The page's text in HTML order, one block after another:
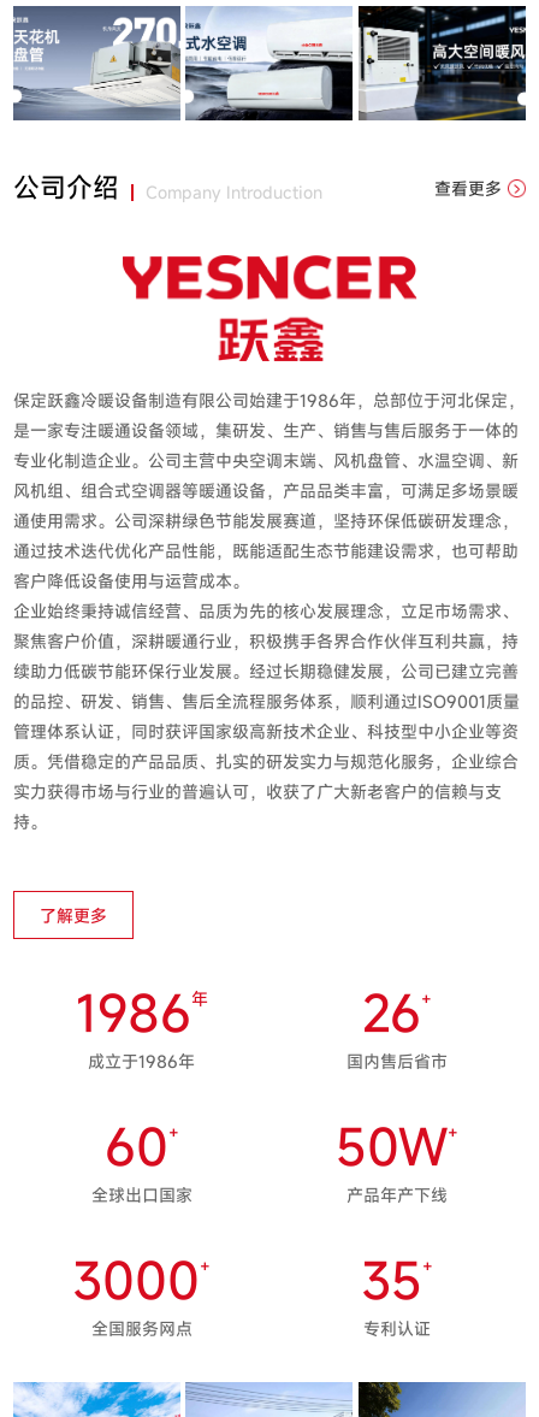
公司介绍 Company Introduction 查看更多
保定跃鑫冷暖设备制造有限公司始建于1986年，总部位于河北保定，
是一家专注暖通设备领域，集研发、生产、销售与售后服务于一体的
专业化制造企业。公司主营中央空调末端、风机盘管、水温空调、新
风机组、组合式空调器等暖通设备，产品品类丰富，可满足多场景暖
通使用需求。公司深耕绿色节能发展赛道，坚持环保低碳研发理念，
通过技术迭代优化产品性能，既能适配生态节能建设需求，也可帮助
客户降低设备使用与运营成本。
企业始终秉持诚信经营、品质为先的核心发展理念，立足市场需求、
聚焦客户价值，深耕暖通行业，积极携手各界合作伙伴互利共赢，持
续助力低碳节能环保行业发展。经过长期稳健发展，公司已建立完善
的品控、研发、销售、售后全流程服务体系，顺利通过ISO9001质量
管理体系认证，同时获评国家级高新技术企业、科技型中小企业等资
质。凭借稳定的产品品质、扎实的研发实力与规范化服务，企业综合
实力获得市场与行业的普遍认可，收获了广大新老客户的信赖与支
持。
了解更多
1986年
成立于1986年
26+
国内售后省市
60+
全球出口国家
50W+
产品年产下线
3000+
全国服务网点
35+
专利认证